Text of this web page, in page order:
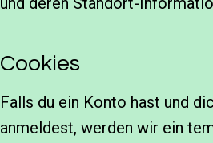
Cookies
Falls du ein Konto hast und
anmeldest, werden wir ein